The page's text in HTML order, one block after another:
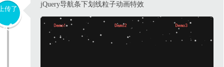
传了
jQuery导航条下划线粒子动画特效